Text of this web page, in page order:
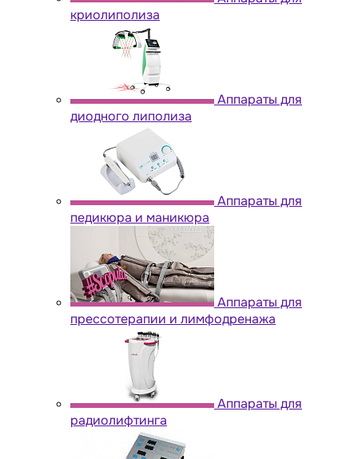
криолиполиза
Аппараты для
диодного липолиза
Аппараты для
педикюра и маникюра
Аппараты для
прессотерапии и лимфодренажа
Аппараты для
радиолифтинга